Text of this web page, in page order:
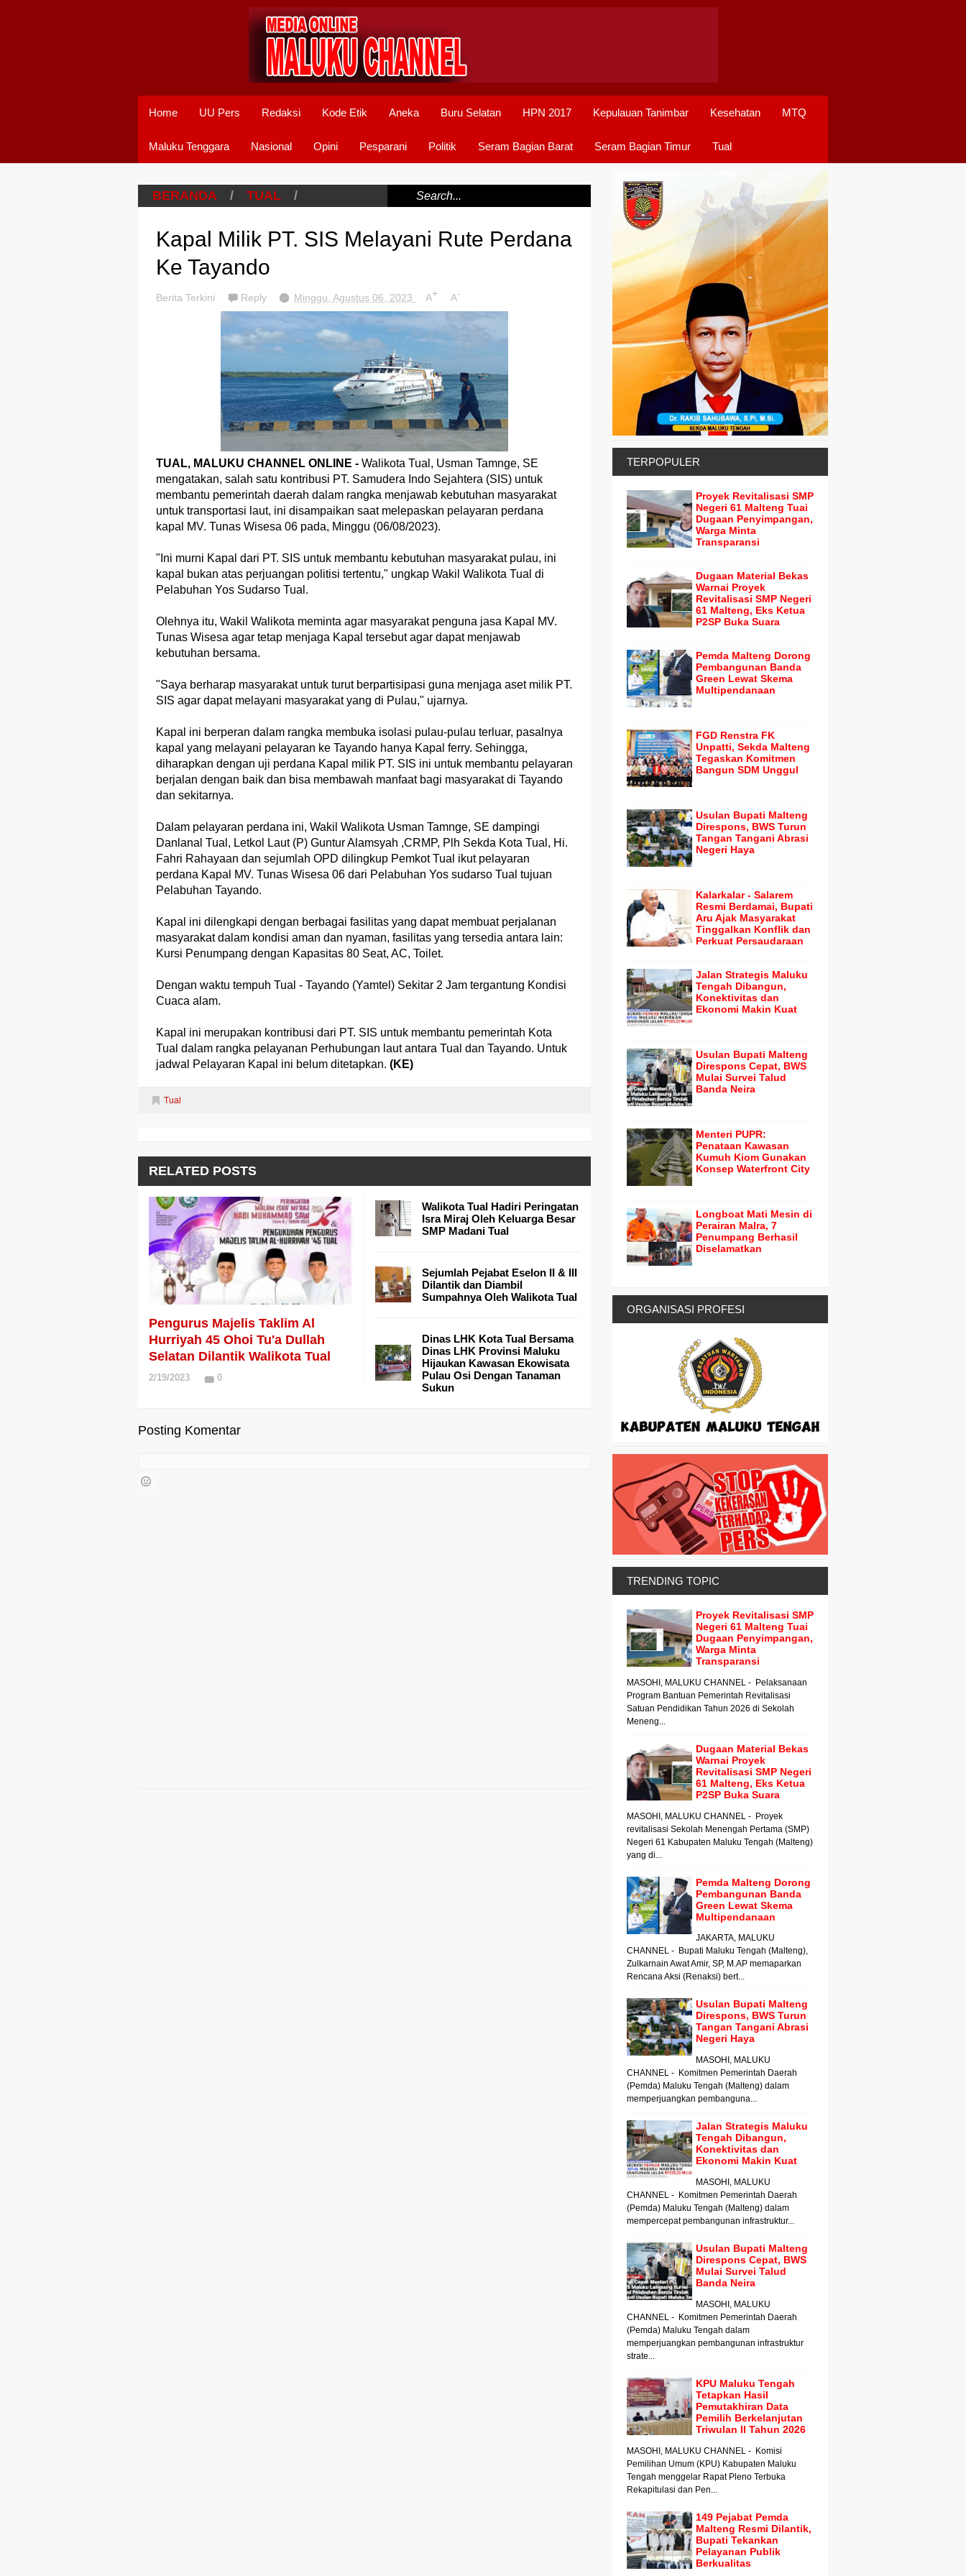
Home UU Pers Redaksi Kode Etik Aneka Buru Selatan HPN 2017 Kepulauan Tanimbar Kesehatan MTQ
Maluku Tenggara Nasional Opini Pesparani Politik Seram Bagian Barat Seram Bagian Timur Tual
BERANDA / TUAL /
Kapal Milik PT. SIS Melayani Rute Perdana
Ke Tayando
Berita Terkini Reply Minggu, Agustus 06, 2023 A+ A-
TUAL, MALUKU CHANNEL ONLINE - Walikota Tual, Usman Tamnge, SE
mengatakan, salah satu kontribusi PT. Samudera Indo Sejahtera (SIS) untuk
membantu pemerintah daerah dalam rangka menjawab kebutuhan masyarakat
untuk transportasi laut, ini disampaikan saat melepaskan pelayaran perdana
kapal MV. Tunas Wisesa 06 pada, Minggu (06/08/2023).
"Ini murni Kapal dari PT. SIS untuk membantu kebutuhan masyarakat pulau, ini
kapal bukan atas perjuangan politisi tertentu," ungkap Wakil Walikota Tual di
Pelabuhan Yos Sudarso Tual.
Olehnya itu, Wakil Walikota meminta agar masyarakat penguna jasa Kapal MV.
Tunas Wisesa agar tetap menjaga Kapal tersebut agar dapat menjawab
kebutuhan bersama.
"Saya berharap masyarakat untuk turut berpartisipasi guna menjaga aset milik PT.
SIS agar dapat melayani masyarakat yang di Pulau," ujarnya.
Kapal ini berperan dalam rangka membuka isolasi pulau-pulau terluar, pasalnya
kapal yang melayani pelayaran ke Tayando hanya Kapal ferry. Sehingga,
diharapkan dengan uji perdana Kapal milik PT. SIS ini untuk membantu pelayaran
berjalan dengan baik dan bisa membawah manfaat bagi masyarakat di Tayando
dan sekitarnya.
Dalam pelayaran perdana ini, Wakil Walikota Usman Tamnge, SE dampingi
Danlanal Tual, Letkol Laut (P) Guntur Alamsyah ,CRMP, Plh Sekda Kota Tual, Hi.
Fahri Rahayaan dan sejumlah OPD dilingkup Pemkot Tual ikut pelayaran
perdana Kapal MV. Tunas Wisesa 06 dari Pelabuhan Yos sudarso Tual tujuan
Pelabuhan Tayando.
Kapal ini dilengkapi dengan berbagai fasilitas yang dapat membuat perjalanan
masyarakat dalam kondisi aman dan nyaman, fasilitas yang tersedia antara lain:
Kursi Penumpang dengan Kapasitas 80 Seat, AC, Toilet.
Dengan waktu tempuh Tual - Tayando (Yamtel) Sekitar 2 Jam tergantung Kondisi
Cuaca alam.
Kapal ini merupakan kontribusi dari PT. SIS untuk membantu pemerintah Kota
Tual dalam rangka pelayanan Perhubungan laut antara Tual dan Tayando. Untuk
jadwal Pelayaran Kapal ini belum ditetapkan. (KE)
Tual
RELATED POSTS
Pengurus Majelis Taklim Al
Hurriyah 45 Ohoi Tu'a Dullah
Selatan Dilantik Walikota Tual
2/19/2023 0
Walikota Tual Hadiri Peringatan
Isra Miraj Oleh Keluarga Besar
SMP Madani Tual
Sejumlah Pejabat Eselon II & III
Dilantik dan Diambil
Sumpahnya Oleh Walikota Tual
Dinas LHK Kota Tual Bersama
Dinas LHK Provinsi Maluku
Hijaukan Kawasan Ekowisata
Pulau Osi Dengan Tanaman
Sukun
Posting Komentar
TERPOPULER
Proyek Revitalisasi SMP
Negeri 61 Malteng Tuai
Dugaan Penyimpangan,
Warga Minta
Transparansi
Dugaan Material Bekas
Warnai Proyek
Revitalisasi SMP Negeri
61 Malteng, Eks Ketua
P2SP Buka Suara
Pemda Malteng Dorong
Pembangunan Banda
Green Lewat Skema
Multipendanaan
FGD Renstra FK
Unpatti, Sekda Malteng
Tegaskan Komitmen
Bangun SDM Unggul
Usulan Bupati Malteng
Direspons, BWS Turun
Tangan Tangani Abrasi
Negeri Haya
Kalarkalar - Salarem
Resmi Berdamai, Bupati
Aru Ajak Masyarakat
Tinggalkan Konflik dan
Perkuat Persaudaraan
Jalan Strategis Maluku
Tengah Dibangun,
Konektivitas dan
Ekonomi Makin Kuat
Usulan Bupati Malteng
Direspons Cepat, BWS
Mulai Survei Talud
Banda Neira
Menteri PUPR:
Penataan Kawasan
Kumuh Kiom Gunakan
Konsep Waterfront City
Longboat Mati Mesin di
Perairan Malra, 7
Penumpang Berhasil
Diselamatkan
ORGANISASI PROFESI
TRENDING TOPIC
Proyek Revitalisasi SMP
Negeri 61 Malteng Tuai
Dugaan Penyimpangan,
Warga Minta
Transparansi
MASOHI, MALUKU CHANNEL - Pelaksanaan
Program Bantuan Pemerintah Revitalisasi
Satuan Pendidikan Tahun 2026 di Sekolah
Meneng...
Dugaan Material Bekas
Warnai Proyek
Revitalisasi SMP Negeri
61 Malteng, Eks Ketua
P2SP Buka Suara
MASOHI, MALUKU CHANNEL - Proyek
revitalisasi Sekolah Menengah Pertama (SMP)
Negeri 61 Kabupaten Maluku Tengah (Malteng)
yang di...
Pemda Malteng Dorong
Pembangunan Banda
Green Lewat Skema
Multipendanaan
JAKARTA, MALUKU
CHANNEL - Bupati Maluku Tengah (Malteng),
Zulkarnain Awat Amir, SP, M.AP memaparkan
Rencana Aksi (Renaksi) bert...
Usulan Bupati Malteng
Direspons, BWS Turun
Tangan Tangani Abrasi
Negeri Haya
MASOHI, MALUKU
CHANNEL - Komitmen Pemerintah Daerah
(Pemda) Maluku Tengah (Malteng) dalam
memperjuangkan pembanguna...
Jalan Strategis Maluku
Tengah Dibangun,
Konektivitas dan
Ekonomi Makin Kuat
MASOHI, MALUKU
CHANNEL - Komitmen Pemerintah Daerah
(Pemda) Maluku Tengah (Malteng) dalam
mempercepat pembangunan infrastruktur...
Usulan Bupati Malteng
Direspons Cepat, BWS
Mulai Survei Talud
Banda Neira
MASOHI, MALUKU
CHANNEL - Komitmen Pemerintah Daerah
(Pemda) Maluku Tengah dalam
memperjuangkan pembangunan infrastruktur
strate...
KPU Maluku Tengah
Tetapkan Hasil
Pemutakhiran Data
Pemilih Berkelanjutan
Triwulan II Tahun 2026
MASOHI, MALUKU CHANNEL - Komisi
Pemilihan Umum (KPU) Kabupaten Maluku
Tengah menggelar Rapat Pleno Terbuka
Rekapitulasi dan Pen...
149 Pejabat Pemda
Malteng Resmi Dilantik,
Bupati Tekankan
Pelayanan Publik
Berkualitas